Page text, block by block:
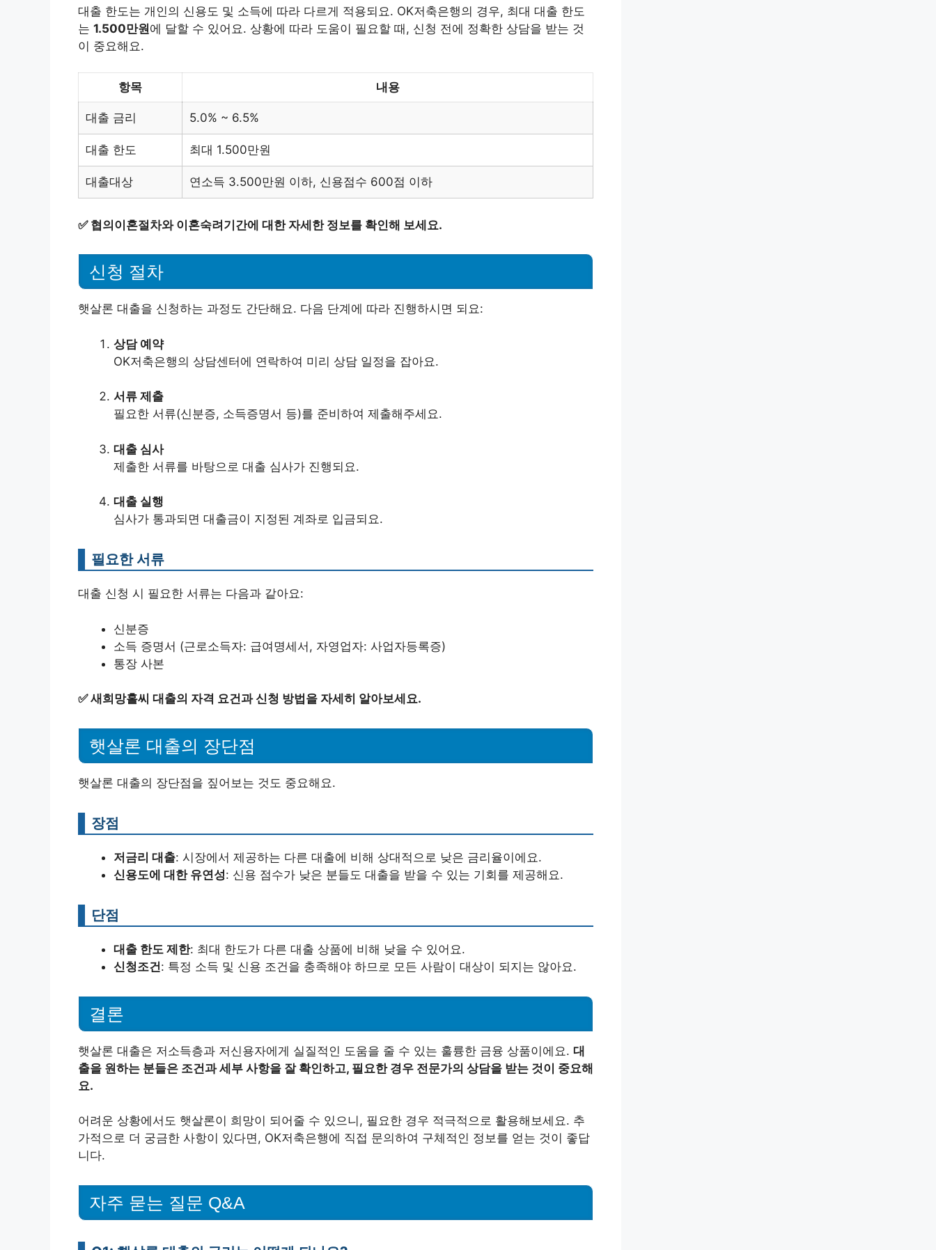
대출 한도는 개인의 신용도 및 소득에 따라 다르게 적용되요. OK저축은행의 경우, 최대 대출 한도
는 1.500만원에 달할 수 있어요. 상황에 따라 도움이 필요할 때, 신청 전에 정확한 상담을 받는 것
이 중요해요.
항목 내용
대출 금리 5.0% ~ 6.5%
대출 한도 최대 1.500만원
대출대상 연소득 3.500만원 이하, 신용점수 600점 이하
✅ 협의이혼절차와 이혼숙려기간에 대한 자세한 정보를 확인해 보세요.
신청 절차
햇살론 대출을 신청하는 과정도 간단해요. 다음 단계에 따라 진행하시면 되요:
상담 예약
OK저축은행의 상담센터에 연락하여 미리 상담 일정을 잡아요.
서류 제출
필요한 서류(신분증, 소득증명서 등)를 준비하여 제출해주세요.
대출 심사
제출한 서류를 바탕으로 대출 심사가 진행되요.
대출 실행
심사가 통과되면 대출금이 지정된 계좌로 입금되요.
필요한 서류
대출 신청 시 필요한 서류는 다음과 같아요:
신분증
소득 증명서 (근로소득자: 급여명세서, 자영업자: 사업자등록증)
통장 사본
✅새희망홀씨 대출의 자격 요건과 신청 방법을 자세히 알아보세요.
햇살론 대출의 장단점
햇살론 대출의 장단점을 짚어보는 것도 중요해요.
장점
저금리 대출: 시장에서 제공하는 다른 대출에 비해 상대적으로 낮은 금리율이에요.
신용도에 대한 유연성: 신용 점수가 낮은 분들도 대출을 받을 수 있는 기회를 제공해요.
단점
대출 한도 제한: 최대 한도가 다른 대출 상품에 비해 낮을 수 있어요.
신청조건: 특정 소득 및 신용 조건을 충족해야 하므로 모든 사람이 대상이 되지는 않아요.
결론
햇살론 대출은 저소득층과 저신용자에게 실질적인 도움을 줄 수 있는 훌륭한 금융 상품이에요. 대
출을 원하는 분들은 조건과 세부 사항을 잘 확인하고, 필요한 경우 전문가의 상담을 받는 것이 중요해
요.
어려운 상황에서도 햇살론이 희망이 되어줄 수 있으니, 필요한 경우 적극적으로 활용해보세요. 추
가적으로 더 궁금한 사항이 있다면, OK저축은행에 직접 문의하여 구체적인 정보를 얻는 것이 좋답
니다.
자주 묻는 질문 Q&A